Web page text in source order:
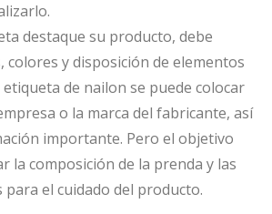
destaque su producto, debe
colores y disposición de elementos
de nailon se puede colocar
o la marca del fabricante, así
importante. Pero el objetivo
la composición de la prenda y las
para el cuidado del producto.